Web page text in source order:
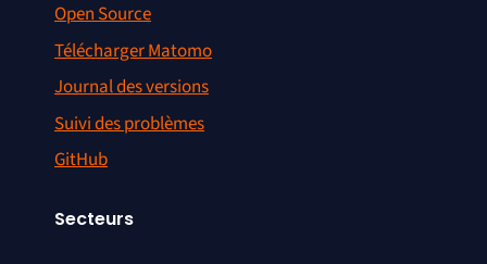
Open Source
Télécharger Matomo
Journal des versions
Suivi des problèmes
GitHub
Secteurs